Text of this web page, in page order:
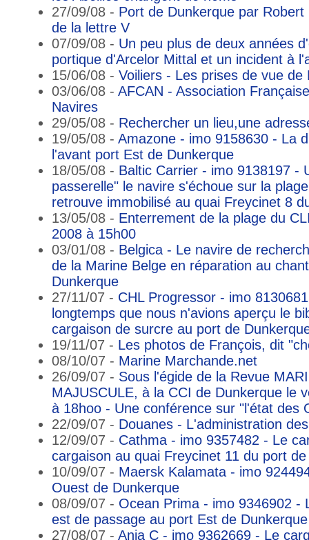
27/09/08 - Port de Dunkerque par
de la lettre V
07/09/08 - Un peu plus de deux années
portique d'Arcelor Mittal et un incident à
15/06/08 - Voiliers - Les prises de vue de
03/06/08 - AFCAN - Association
Navires
29/05/08 - Rechercher un lieu,une
19/05/08 - Amazone - imo 9158630 - La
l'avant port Est de Dunkerque
18/05/08 - Baltic Carrier - imo 9138197 -
passerelle" le navire s'échoue sur la
retrouve immobilisé au quai Freycinet 8
13/05/08 - Enterrement de la plage du
2008 à 15h00
03/01/08 - Belgica - Le navire de
de la Marine Belge en réparation au
Dunkerque
27/11/07 - CHL Progressor - imo
longtemps que nous n'avions aperçu le
cargaison de surcre au port de
19/11/07 - Les photos de François, dit
08/10/07 - Marine Marchande.net
26/09/07 - Sous l'égide de la Revue
MAJUSCULE, à la CCI de Dunkerque le
à 18hoo - Une conférence sur "l'état des
22/09/07 - Douanes - L'administration
12/09/07 - Cathma - imo 9357482 - Le
cargaison au quai Freycinet 11 du port
10/09/07 - Maersk Kalamata - imo
Ouest de Dunkerque
08/09/07 - Ocean Prima - imo 9346902 -
est de passage au port Est de Dunkerque
27/08/07 - Anja C - imo 9362669 - Le